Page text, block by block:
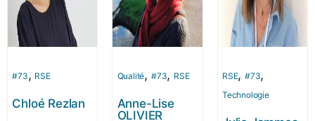
#73, RSE
Chloé Rezlan
Qualité, #73, RSE
Anne-Lise
OLIVIER
RSE, #73,
Technologie